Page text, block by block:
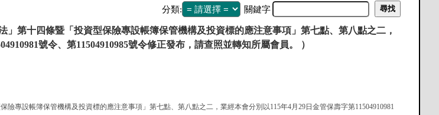
分類: 關鍵字
第十四條暨「投資型保險專設帳簿保管機構及投資標的應注意事項」第七點、第八點之二，
號令、第11504910985號令修正發布，請查照並轉知所屬會員。 ）
險專設帳簿保管機構及投資標的應注意事項」第七點、第八點之二，業經本會分別以115年4月29日金管保壽字第11504910981